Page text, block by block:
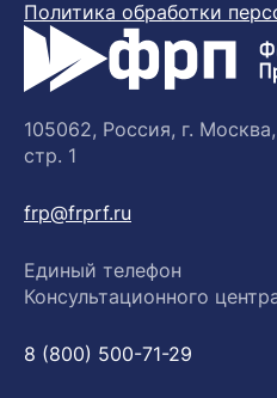
Политика обработки
105062, Россия, г.
стр. 1
frp@frprf.ru
Единый телефон
Консультационного
8 (800) 500-71-29